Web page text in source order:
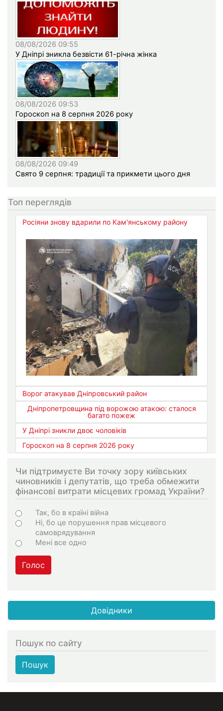
08/08/2026 09:55
У Дніпрі зникла безвісти 61-річна жінка
08/08/2026 09:53
Гороскоп на 8 серпня 2026 року
08/08/2026 09:49
Свято 9 серпня: традиції та прикмети цього дня
Топ переглядів
Росіяни знову вдарили по Кам'янському району
Ворог атакував Дніпровський район
Дніпропетровщина під ворожою атакою: сталося
багато пожеж
У Дніпрі зникли двоє чоловіків
Гороскоп на 8 серпня 2026 року
Чи підтримуєте Ви точку зору київських
чиновників і депутатів, що треба обмежити
фінансові витрати місцевих громад України?
Варіанти
Так, бо в країні війна
Ні, бо це порушення прав місцевого
самоврядування
Мені все одно
Голос
Довідники
Пошук по сайту
Пошук